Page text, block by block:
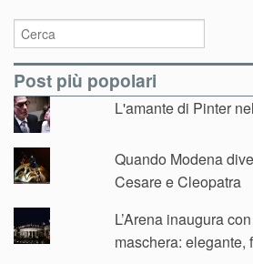
Post più popolari
L'amante di Pinter
Quando Modena
Cesare e Cleopatra
L’Arena inaugura
maschera: elegante,